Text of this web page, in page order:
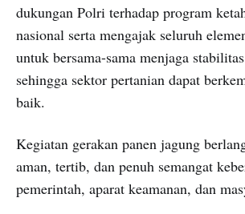
dukungan Polri terhadap program
nasional serta mengajak seluruh
untuk bersama-sama menjaga
sehingga sektor pertanian dapat
baik.
Kegiatan gerakan panen jagung
aman, tertib, dan penuh semangat
pemerintah, aparat keamanan, dan